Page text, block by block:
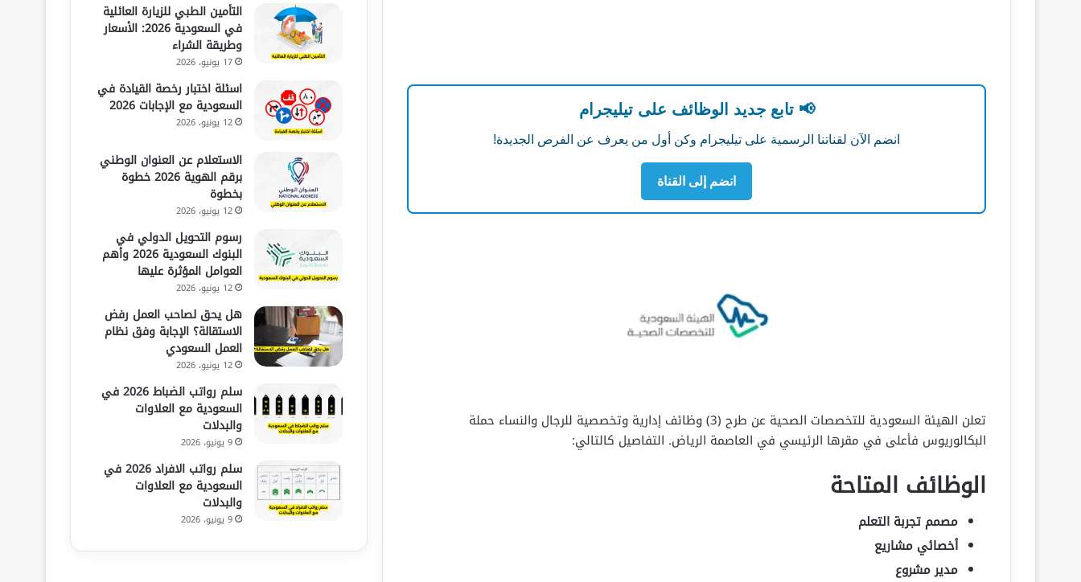
📢 تابع جديد الوظائف على تيليجرام
انضم الآن لقناتنا الرسمية على تيليجرام وكن أول من يعرف عن الفرص الجديدة!
انضم إلى القناة
تعلن الهيئة السعودية للتخصصات الصحية عن طرح (3) وظائف إدارية وتخصصية للرجال والنساء حملة
البكالوريوس فأعلى في مقرها الرئيسي في العاصمة الرياض. التفاصيل كالتالي:
الوظائف المتاحة
مصمم تجربة التعلم
أخصائي مشاريع
مدير مشروع
التأمين الطبي للزيارة العائلية
في السعودية 2026: الأسعار
وطريقة الشراء
17 يونيو، 2026
اسئلة اختبار رخصة القيادة في
السعودية مع الإجابات 2026
12 يونيو، 2026
الاستعلام عن العنوان الوطني
برقم الهوية 2026 خطوة
بخطوة
12 يونيو، 2026
رسوم التحويل الدولي في
البنوك السعودية 2026 وأهم
العوامل المؤثرة عليها
12 يونيو، 2026
هل يحق لصاحب العمل رفض
الاستقالة؟ الإجابة وفق نظام
العمل السعودي
12 يونيو، 2026
سلم رواتب الضباط 2026 في
السعودية مع العلاوات
والبدلات
9 يونيو، 2026
سلم رواتب الافراد 2026 في
السعودية مع العلاوات
والبدلات
9 يونيو، 2026